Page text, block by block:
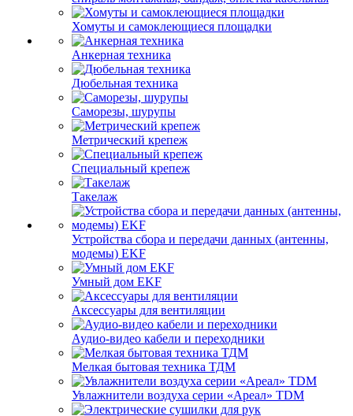
Хомуты и самоклеющиеся площадки
Анкерная техника
Дюбельная техника
Саморезы, шурупы
Метрический крепеж
Специальный крепеж
Такелаж
Устройства сбора и передачи данных (антенны,
модемы) EKF
Умный дом EKF
Аксессуары для вентиляции
Аудио-видео кабели и переходники
Мелкая бытовая техника ТДМ
Увлажнители воздуха серии «Ареал» TDM